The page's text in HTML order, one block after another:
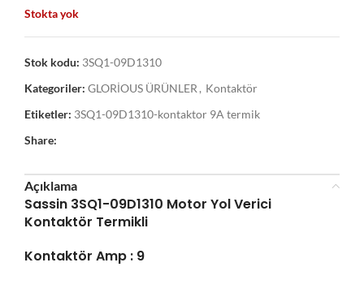
Stokta yok
Stok kodu: 3SQ1-09D1310
Kategoriler: GLORİOUS ÜRÜNLER , Kontaktör
Etiketler: 3SQ1-09D1310-kontaktor 9A termik
Share:
Açıklama
Sassin 3SQ1-09D1310 Motor Yol Verici
Kontaktör Termikli
Kontaktör Amp : 9